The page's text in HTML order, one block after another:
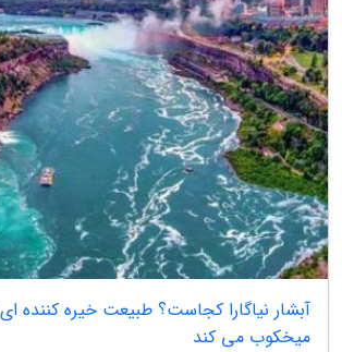
آبشار نیاگارا کجاست؟ طبیعت خیره کننده
میخکوب می کند